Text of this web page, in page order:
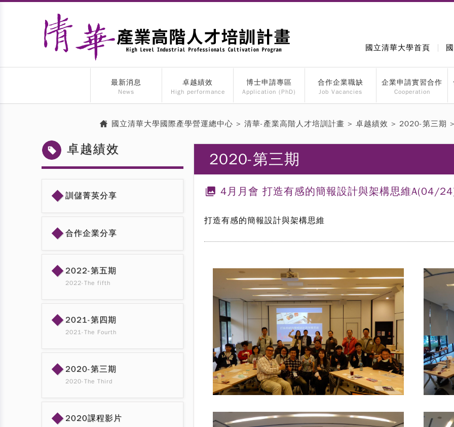
國立清華大學首頁
最新消息
News
卓越績效
High performance
博士申請專區
Application (PhD)
合作企業職缺
Job Vacancies
企業申請實習合作
Cooperation
國立清華大學國際產學營運總中心 > 清華-產業高階人才培訓計畫 > 卓越績效 > 2020-第三期
卓越績效
◆訓儲菁英分享
◆合作企業分享
◆ 2022-第五期
2022-The fifth
◆ 2021-第四期
2021-The Fourth
◆ 2020-第三期
2020-The Third
◆ 2020課程影片
2020-第三期
4月月會 打造有感的簡報設計與架構思維A(04/
打造有感的簡報設計與架構思維